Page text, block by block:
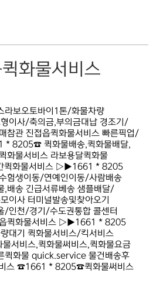
화물서비스
라보오토바이1톤/화물차량
사/축의금,부의금대납 경조기/
참관 진접읍퀵화물서비스 빠른픽업/
* 8205☎ 퀵화물배송,퀵화물배달,
화물서비스 라보용달퀵화물
퀵화물서비스 ▷▶1661 * 8205
험생이동/연예인이동/사람배송
,배송 긴급서류베송 샘플배달/
이사 터미널발송및찾아오기
/인천/경기/수도권통합 콜센터
읍퀵화물서비스 ▷▶1661 * 8205
대기 퀵화물서비스/킥서비스
서비스,퀵화물써비스,퀵화물요금
퀵화물 quick.service 물건배송후
비스 ☎1661 * 8205☎퀵화물써비스